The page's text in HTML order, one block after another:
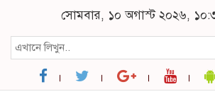
সোমবার, ১০ অগাস্ট ২০২৬,